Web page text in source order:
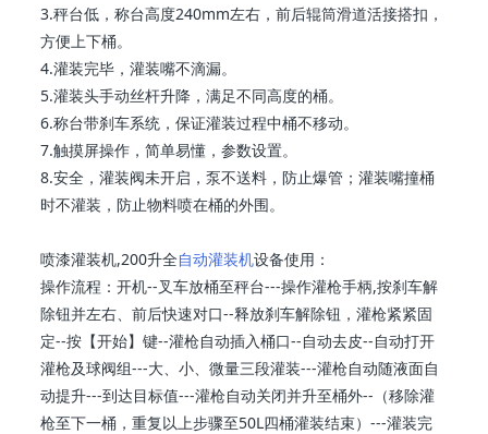
3.秤台低，称台高度240mm左右，前后辊筒滑道活接搭扣，
方便上下桶。
4.灌装完毕，灌装嘴不滴漏。
5.灌装头手动丝杆升降，满足不同高度的桶。
6.称台带刹车系统，保证灌装过程中桶不移动。
7.触摸屏操作，简单易懂，参数设置。
8.安全，灌装阀未开启，泵不送料，防止爆管；灌装嘴撞桶
时不灌装，防止物料喷在桶的外围。
喷漆灌装机,200升全自动灌装机设备使用：
操作流程：开机--叉车放桶至秤台---操作灌枪手柄,按刹车解
除钮并左右、前后快速对口--释放刹车解除钮，灌枪紧紧固
定--按【开始】键--灌枪自动插入桶口--自动去皮--自动打开
灌枪及球阀组---大、小、微量三段灌装---灌枪自动随液面自
动提升---到达目标值---灌枪自动关闭并升至桶外--（移除灌
枪至下一桶，重复以上步骤至50L四桶灌装结束）---灌装完